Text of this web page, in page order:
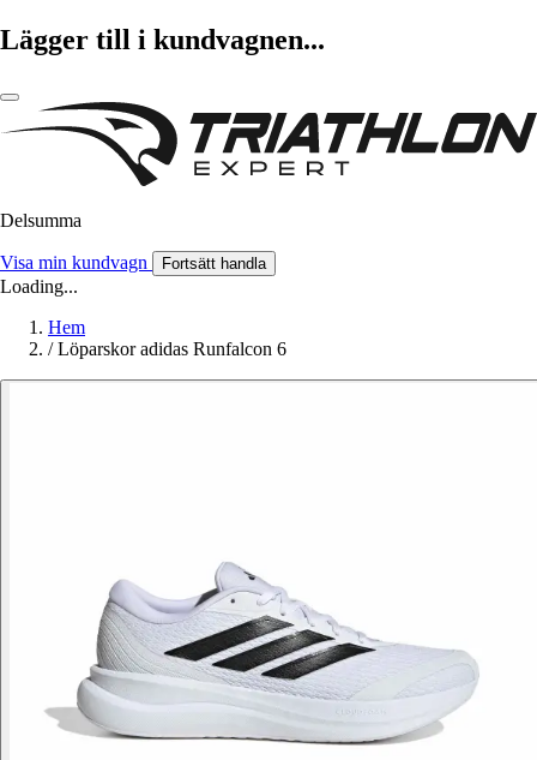
Lägger till i kundvagnen...
Delsumma
Visa min kundvagn Fortsätt handla
Loading...
Hem
/ Löparskor adidas Runfalcon 6